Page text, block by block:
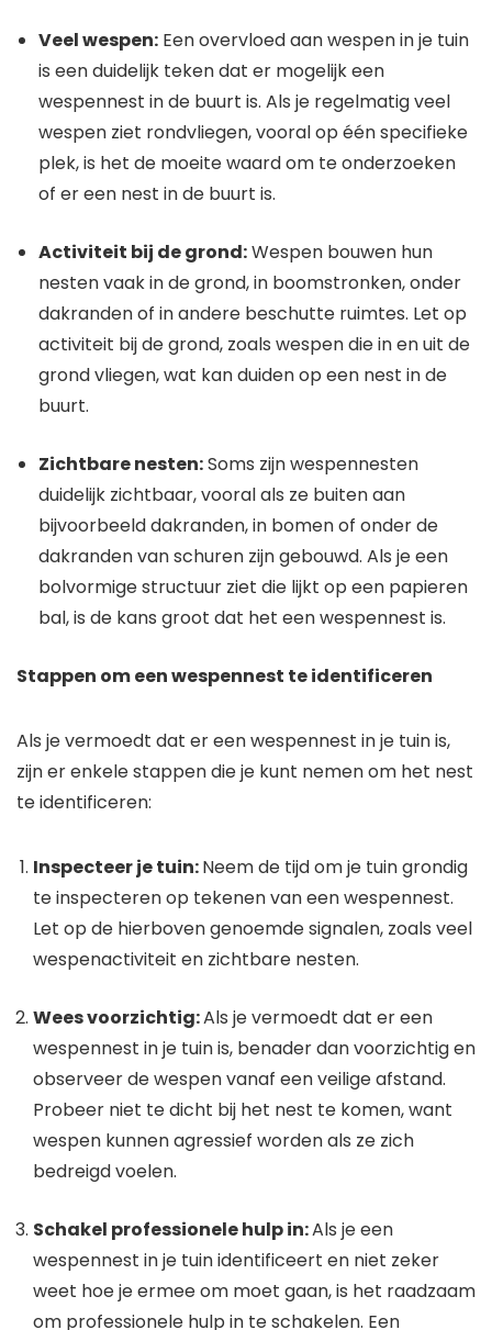
Veel wespen: Een overvloed aan wespen in je tuin
is een duidelijk teken dat er mogelijk een
wespennest in de buurt is. Als je regelmatig veel
wespen ziet rondvliegen, vooral op één specifieke
plek, is het de moeite waard om te onderzoeken
of er een nest in de buurt is.
Activiteit bij de grond:Wespen bouwen hun
nesten vaak in de grond, in boomstronken, onder
dakranden of in andere beschutte ruimtes. Let op
activiteit bij de grond, zoals wespen die in en uit de
grond vliegen, wat kan duiden op een nest in de
buurt.
Zichtbare nesten:Soms zijn wespennesten
duidelijk zichtbaar, vooral als ze buiten aan
bijvoorbeeld dakranden, in bomen of onder de
dakranden van schuren zijn gebouwd. Als je een
bolvormige structuur ziet die lijkt op een papieren
bal, is de kans groot dat het een wespennest is.
Stappen om een wespennest te identificeren
Als je vermoedt dat er een wespennest in je tuin is,
zijn er enkele stappen die je kunt nemen om het nest
te identificeren:
Inspecteer je tuin:Neem de tijd om je tuin grondig
te inspecteren op tekenen van een wespennest.
Let op de hierboven genoemde signalen, zoals veel
wespenactiviteit en zichtbare nesten.
Wees voorzichtig:Als je vermoedt dat er een
wespennest in je tuin is, benader dan voorzichtig en
observeer de wespen vanaf een veilige afstand.
Probeer niet te dicht bij het nest te komen, want
wespen kunnen agressief worden als ze zich
bedreigd voelen.
Schakel professionele hulp in:Als je een
wespennest in je tuin identificeert en niet zeker
weet hoe je ermee om moet gaan, is het raadzaam
om professionele hulp in te schakelen. Een